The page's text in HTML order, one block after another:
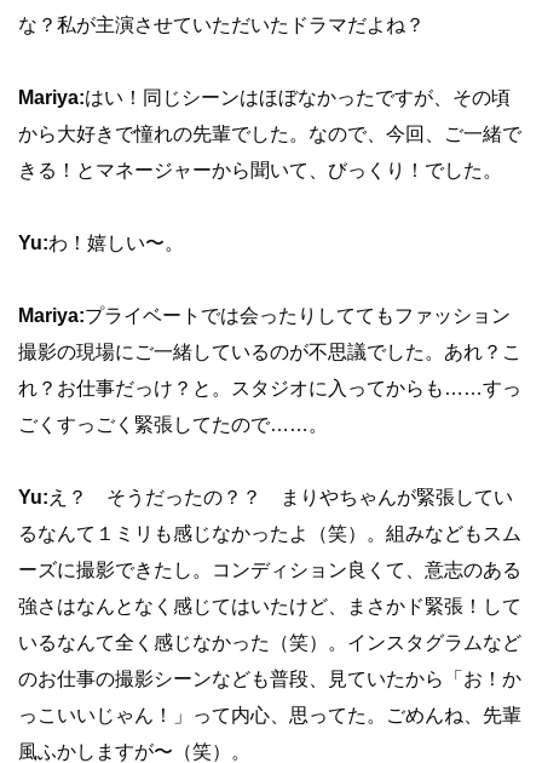
な？私が主演させていただいたドラマだよね？
Mariya:はい！同じシーンはほぼなかったですが、その頃
から大好きで憧れの先輩でした。なので、今回、ご一緒で
きる！とマネージャーから聞いて、びっくり！でした。
Yu:わ！嬉しい〜。
Mariya:プライベートでは会ったりしててもファッション
撮影の現場にご一緒しているのが不思議でした。あれ？こ
れ？お仕事だっけ？と。スタジオに入ってからも……すっ
ごくすっごく緊張してたので……。
Yu: え？ そうだったの？？ まりやちゃんが緊張してい
るなんて１ミリも感じなかったよ（笑）。組みなどもスム
ーズに撮影できたし。コンディション良くて、意志のある
強さはなんとなく感じてはいたけど、まさかド緊張！して
いるなんて全く感じなかった（笑）。インスタグラムなど
のお仕事の撮影シーンなども普段、見ていたから「お！か
っこいいじゃん！」って内心、思ってた。ごめんね、先輩
風ふかしますが〜（笑）。